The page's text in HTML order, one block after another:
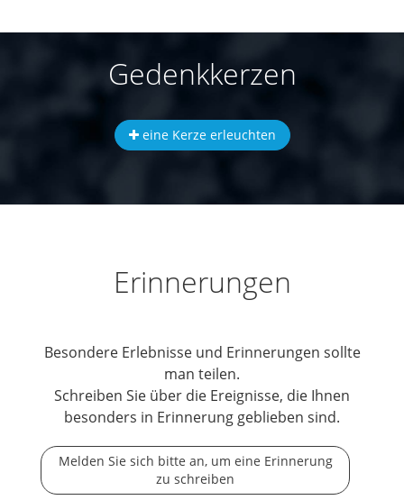
Gedenkkerzen
eine Kerze erleuchten
Erinnerungen
Besondere Erlebnisse und Erinnerungen sollte
man teilen.
Schreiben Sie über die Ereignisse, die Ihnen
besonders in Erinnerung geblieben sind.
Melden Sie sich bitte an, um eine Erinnerung
zu schreiben